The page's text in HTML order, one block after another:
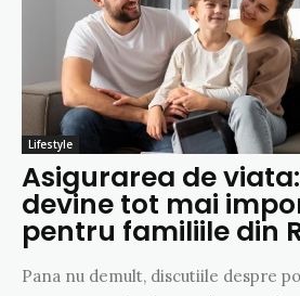
Lifestyle
Asigurarea de
devine tot mai
pentru familiile din
Pana nu demult, discutiile despre